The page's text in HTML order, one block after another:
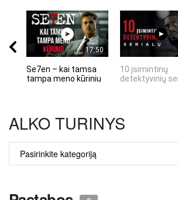
17:50
Se7en – kai tamsa
tampa meno kūriniu
10 įsimintinų
detektyvinių
ALKO TURINYS
TURINYS